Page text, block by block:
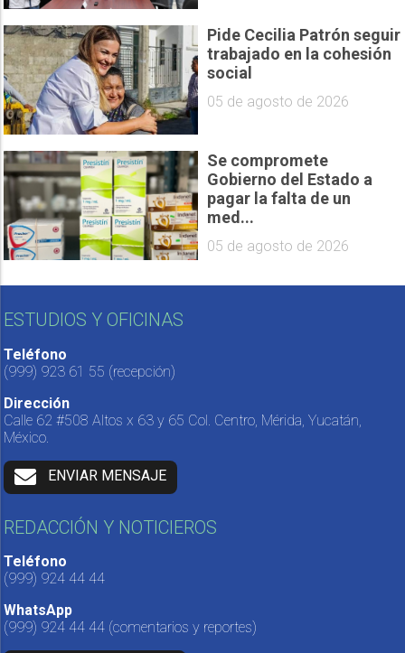
Pide Cecilia Patrón seguir
trabajado en la cohesión
social
05 de agosto de 2026
Se compromete
Gobierno del Estado a
pagar la falta de un
med...
05 de agosto de 2026
ESTUDIOS Y OFICINAS
Teléfono
(999) 923 61 55 (recepción)
Dirección
Calle 62 #508 Altos x 63 y 65 Col. Centro, Mérida, Yucatán,
México.
ENVIAR MENSAJE
REDACCIÓN Y NOTICIEROS
Teléfono
(999) 924 44 44
WhatsApp
(999) 924 44 44 (comentarios y reportes)